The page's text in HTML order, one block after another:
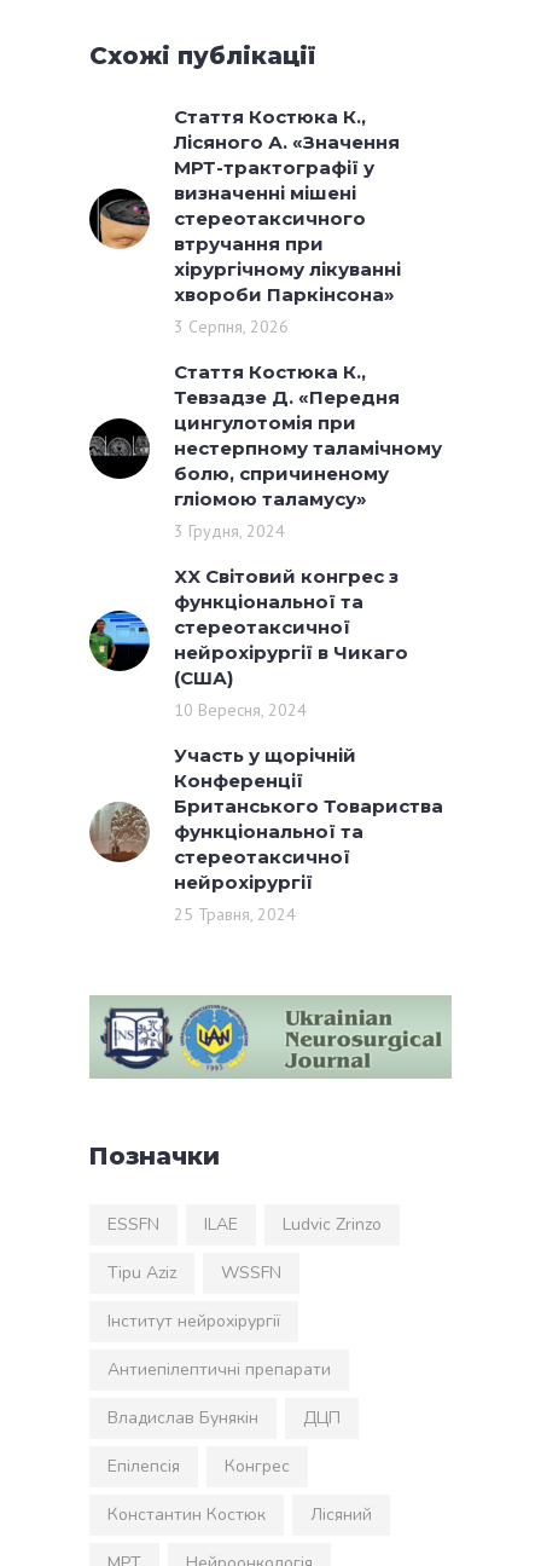
Схожі публікації
Стаття Костюка К.,
Лісяного А. «Значення
МРТ-трактографії у
визначенні мішені
стереотаксичного
втручання при
хірургічному лікуванні
хвороби Паркінсона»
3 Серпня, 2026
Стаття Костюка К.,
Тевзадзе Д. «Передня
цингулотомія при
нестерпному таламічному
болю, спричиненому
гліомою таламусу»
3 Грудня, 2024
XX Світовий конгрес з
функціональної та
стереотаксичної
нейрохірургії в Чикаго
(США)
10 Вересня, 2024
Участь у щорічній
Конференції
Британського Товариства
функціональної та
стереотаксичної
нейрохірургії
25 Травня, 2024
Позначки
ESSFN ILAE Ludvic Zrinzo
Tipu Aziz WSSFN
Інститут нейрохірургії
Антиепілептичні препарати
Владислав Бунякін ДЦП
Епілепсія Конгрес
Константин Костюк Лісяний